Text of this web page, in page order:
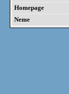
Homepage
Neme